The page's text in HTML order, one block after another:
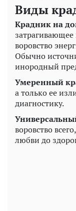
Виды
Крадник на
воровство
Обычно
инородный
Умеренный
а только ее
диагностику.
воровство
любви до